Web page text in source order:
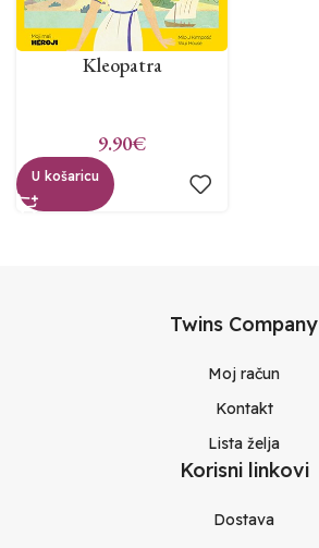
Kleopatra
9.90€
U košaricu
Twins Company
Moj račun
Kontakt
Lista želja
Korisni linkovi
Dostava